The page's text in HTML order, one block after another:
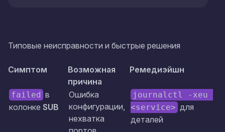
Типовые неисправности и быстрые решения
Симптом
Возможная
причина
Ремедиэйшн
failed в
колонке SUB
Ошибка
конфигурации,
нехватка
journalctl -xeu
<service> для
деталей